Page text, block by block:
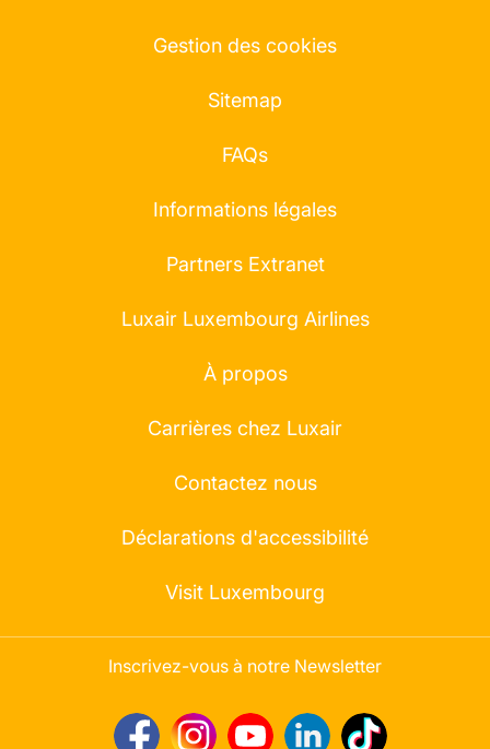
Gestion des cookies
Sitemap
FAQs
Informations légales
Partners Extranet
Luxair Luxembourg Airlines
À propos
Carrières chez Luxair
Contactez nous
Déclarations d'accessibilité
Visit Luxembourg
Inscrivez-vous à notre Newsletter